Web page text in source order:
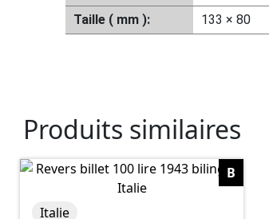
Taille ( mm ):
133 × 80
Produits similaires
B
Italie